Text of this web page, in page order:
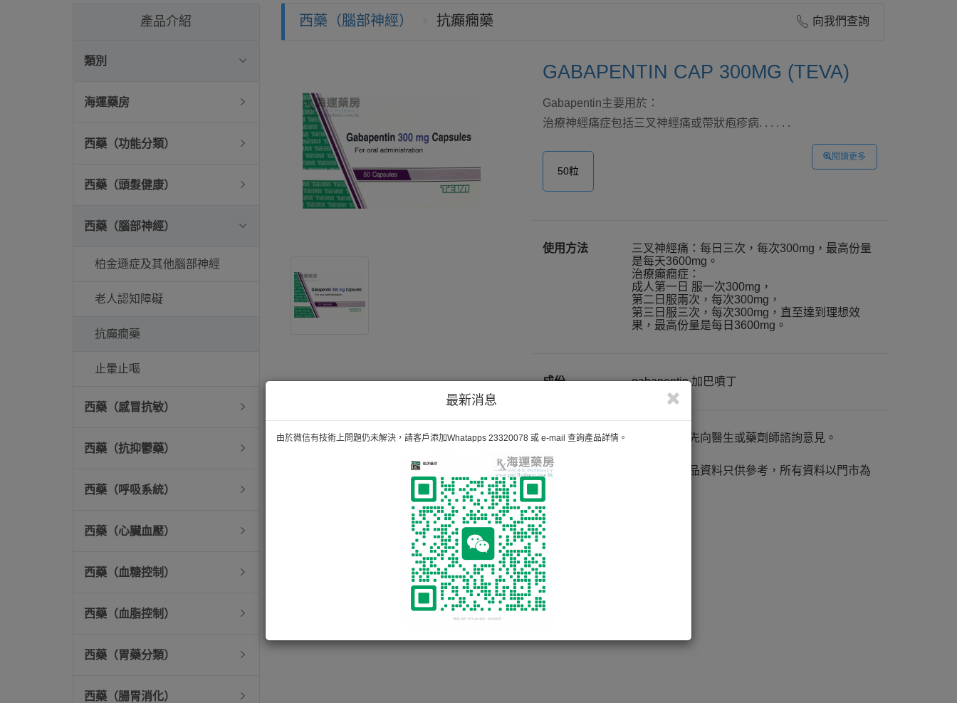
最新消息
由於微信有技術上問題仍未解決，請客戶添加Whatapps 23320078 或 e-mail 查詢產品詳情。
產品介紹
類別
海運藥房
西藥（功能分類）
西藥（頭髮健康）
西藥（腦部神經）
柏金遜症及其他腦部神經
老人認知障礙
抗癲癇藥
止暈止嘔
西藥（感冒抗敏）
西藥（抗抑鬱藥）
西藥（呼吸系統）
西藥（心臟血壓）
西藥（血糖控制）
西藥（血脂控制）
西藥（胃藥分類）
西藥（腸胃消化）
西藥（腦部神經） 抗癲癇藥 向我們查詢
GABAPENTIN CAP 300MG (TEVA)
Gabapentin主要用於：
治療神經痛症包括三叉神經痛或帶狀疱疹病. . . . . .
閱讀更多
50粒
使用方法
三叉神經痛：每日三次，每次300mg，最高份量
是每天3600mg。
治療癲癎症：
成人第一日 服一次300mg，
第二日服兩次，每次300mg，
第三日服三次，每次300mg，直至達到理想效
果，最高份量是每日3600mg。
成份 gabapentin 加巴噴丁
備註
請於使用前先向醫生或藥劑師諮詢意見。
網站內之產品資料只供參考，所有資料以門市為